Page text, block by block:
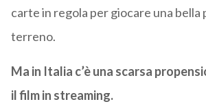
carte in regola per giocare una
terreno.
Ma in Italia c’è una scarsa
il film in streaming.